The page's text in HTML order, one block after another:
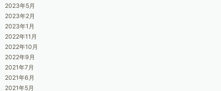
2023年5月
2023年2月
2023年1月
2022年11月
2022年10月
2022年9月
2021年7月
2021年6月
2021年5月